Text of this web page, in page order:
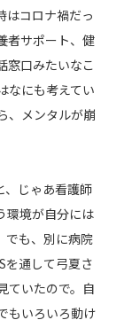
はコロナ禍だっ
者サポート、健
窓口みたいなこ
なにも考えてい
、メンタルが崩
、じゃあ看護師
環境が自分には
でも、別に病院
を通して弓夏さ
ていたので。自
もいろいろ動け